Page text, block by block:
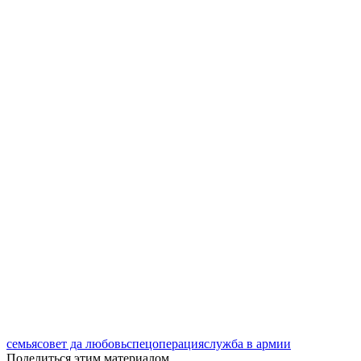
семьясовет да любовьспецоперацияслужба в армии
Поделиться этим материалом